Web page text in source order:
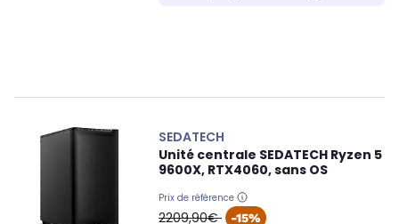
SEDATECH
Unité centrale SEDATECH Ryzen 5
9600X, RTX4060, sans OS
Prix de référence
oldPrice
2209,90€ -15%